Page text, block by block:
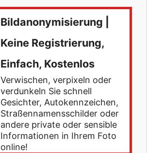
Bildanonymisierung |
Keine Registrierung,
Einfach, Kostenlos
Verwischen, verpixeln oder
verdunkeln Sie schnell
Gesichter, Autokennzeichen,
Straßennamensschilder oder
andere private oder sensible
Informationen in Ihrem Foto
online!